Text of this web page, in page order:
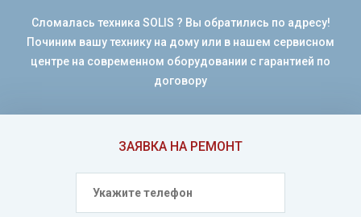
ЗАЯВКА НА РЕМОНТ
Сломалась техника SOLIS ? Вы обратились по адресу!
Починим вашу технику на дому или в нашем сервисном
центре на современном оборудовании с гарантией по
договору